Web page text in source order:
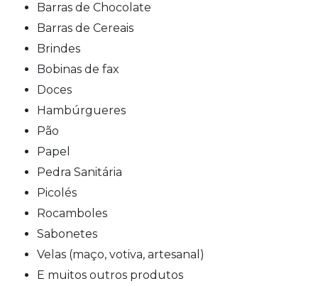
Barras de Chocolate
Barras de Cereais
Brindes
Bobinas de fax
Doces
Hambúrgueres
Pão
Papel
Pedra Sanitária
Picolés
Rocamboles
Sabonetes
Velas (maço, votiva, artesanal)
E muitos outros produtos